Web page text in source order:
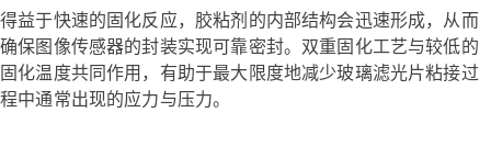
得益于快速的固化反应，胶粘剂的内部结构会迅速形成，从而
确保图像传感器的封装实现可靠密封。双重固化工艺与较低的
固化温度共同作用，有助于最大限度地减少玻璃滤光片粘接过
程中通常出现的应力与压力。